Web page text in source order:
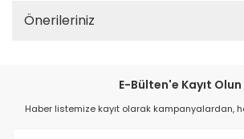
Önerileriniz
E-Bülten'e Kayıt Olun
Haber listemize kayıt olarak kampanyalardan,